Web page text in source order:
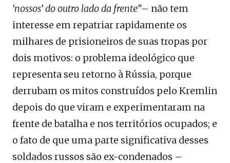
‘nossos’ do outro lado da frente”– não tem
interesse em repatriar rapidamente os
milhares de prisioneiros de suas tropas por
dois motivos: o problema ideológico que
representa seu retorno à Rússia, porque
derrubam os mitos construídos pelo Kremlin
depois do que viram e experimentaram na
frente de batalha e nos territórios ocupados; e
o fato de que uma parte significativa desses
soldados russos são ex-condenados –